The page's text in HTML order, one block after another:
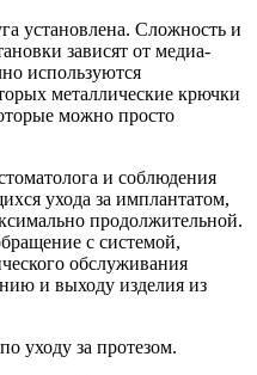
установлена. Сложность и
зависят от медиа-
используются
металлические крючки
можно просто
и соблюдения
ухода за имплантатом,
продолжительной.
с системой,
обслуживания
и выходу изделия из
уходу за протезом.